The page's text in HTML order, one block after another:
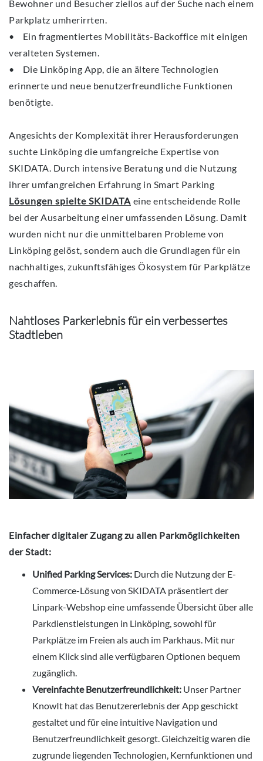
Bewohner und Besucher ziellos auf der Suche nach einem
Parkplatz umherirrten.
• Ein fragmentiertes Mobilitäts-Backoffice mit einigen
veralteten Systemen.
• Die Linköping App, die an ältere Technologien
erinnerte und neue benutzerfreundliche Funktionen
benötigte.
Angesichts der Komplexität ihrer Herausforderungen
suchte Linköping die umfangreiche Expertise von
SKIDATA. Durch intensive Beratung und die Nutzung
ihrer umfangreichen Erfahrung in Smart Parking
Lösungen spielte SKIDATA eine entscheidende Rolle
bei der Ausarbeitung einer umfassenden Lösung. Damit
wurden nicht nur die unmittelbaren Probleme von
Linköping gelöst, sondern auch die Grundlagen für ein
nachhaltiges, zukunftsfähiges Ökosystem für Parkplätze
geschaffen.
Nahtloses Parkerlebnis für ein verbessertes
Stadtleben
Einfacher digitaler Zugang zu allen Parkmöglichkeiten
der Stadt:
Unified Parking Services: Durch die Nutzung der E-
Commerce-Lösung von SKIDATA präsentiert der
Linpark-Webshop eine umfassende Übersicht über alle
Parkdienstleistungen in Linköping, sowohl für
Parkplätze im Freien als auch im Parkhaus. Mit nur
einem Klick sind alle verfügbaren Optionen bequem
zugänglich.
Vereinfachte Benutzerfreundlichkeit: Unser Partner
KnowIt hat das Benutzererlebnis der App geschickt
gestaltet und für eine intuitive Navigation und
Benutzerfreundlichkeit gesorgt. Gleichzeitig waren die
zugrunde liegenden Technologien, Kernfunktionen und